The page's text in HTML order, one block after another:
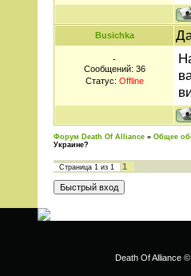
Busichka
-
Сообщений: 36
Статус: Offline
Форум Death Of Alliance » Общее
Украине?
Страница 1 из 1 1
Death Of Alliance